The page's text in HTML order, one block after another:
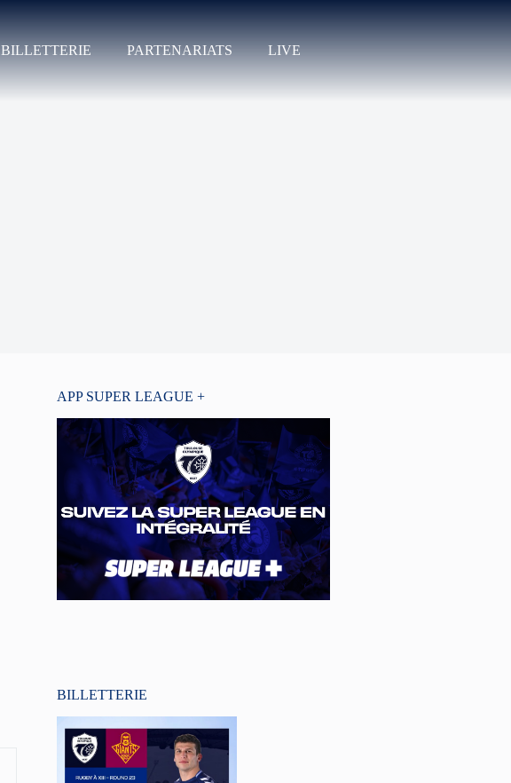
BILLETTERIE PARTENARIATS LIVE
APP SUPER LEAGUE +
BILLETTERIE